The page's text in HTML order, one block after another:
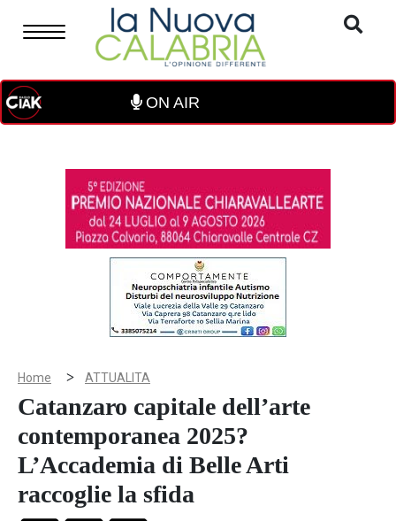
ON AIR
Home > ATTUALITA
Catanzaro capitale dell’arte
contemporanea 2025?
L’Accademia di Belle Arti
raccoglie la sfida